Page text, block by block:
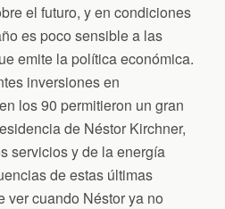
el futuro, y en condiciones
es poco sensible a las
emite la política económica.
inversiones en
los 90 permitieron un gran
de Néstor Kirchner,
servicios y de la energía
de estas últimas
ver cuando Néstor ya no